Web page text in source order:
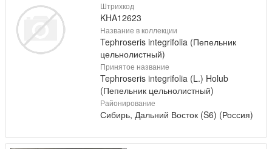
Штрихкод
KHA12623
Название в коллекции
Tephroseris integrifolia (Пепельник
цельнолистный)
Принятое название
Tephroseris integrifolia (L.) Holub
(Пепельник цельнолистный)
Районирование
Сибирь, Дальний Восток (S6) (Россия)